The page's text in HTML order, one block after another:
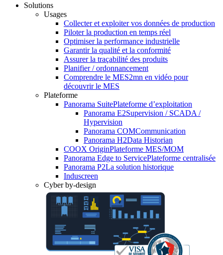
Solutions
Usages
Collecter et exploiter vos données de production
Piloter la production en temps réel
Optimiser la performance industrielle
Garantir la qualité et la conformité
Assurer la traçabilité des produits
Planifier / ordonnancement
Comprendre le MES2mn en vidéo pour
découvrir le MES
Plateforme
Panorama SuitePlateforme d’exploitation
Panorama E2Supervision / SCADA /
Hypervision
Panorama COMCommunication
Panorama H2Data Historian
COOX OriginPlateforme MES/MOM
Panorama Edge to ServicePlateforme centralisée
Panorama P2La solution historique
Induscreen
Cyber by-design